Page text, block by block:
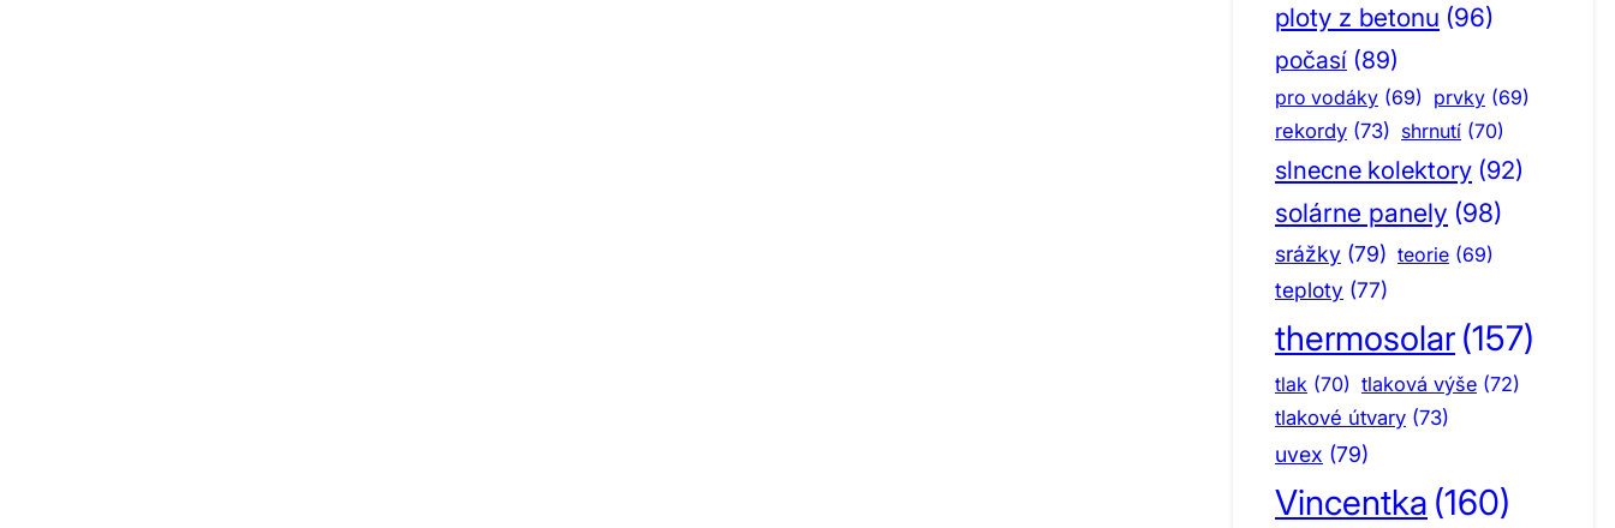
ploty z betonu (96)
počasí (89)
pro vodáky (69) prvky (69)
rekordy (73) shrnutí (70)
slnecne kolektory (92)
solárne panely (98)
srážky (79) teorie (69)
teploty (77)
thermosolar (157)
tlak (70) tlaková výše (72)
tlakové útvary (73)
uvex (79)
Vincentka (160)